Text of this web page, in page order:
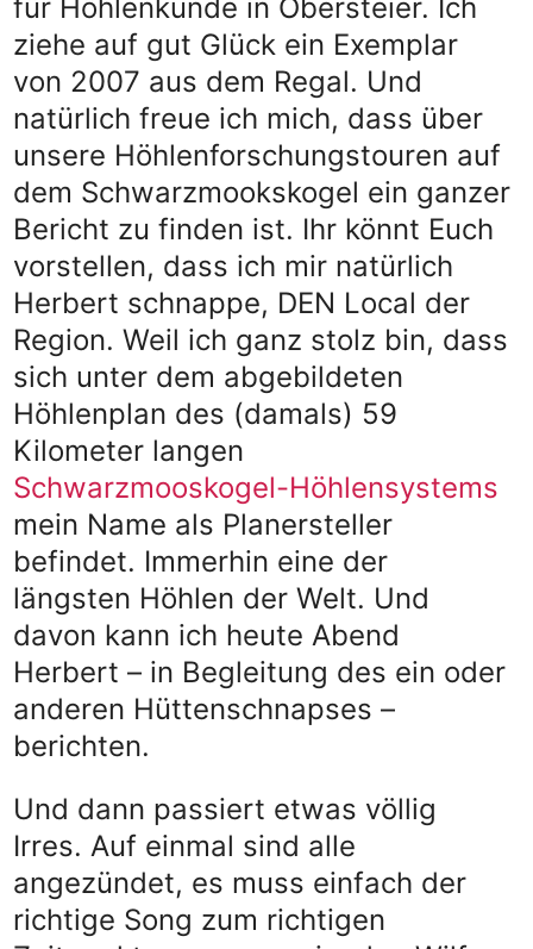
für Höhlenkunde in Obersteier. Ich
ziehe auf gut Glück ein Exemplar
von 2007 aus dem Regal. Und
natürlich freue ich mich, dass über
unsere Höhlenforschungstouren auf
dem Schwarzmookskogel ein ganzer
Bericht zu finden ist. Ihr könnt Euch
vorstellen, dass ich mir natürlich
Herbert schnappe, DEN Local der
Region. Weil ich ganz stolz bin, dass
sich unter dem abgebildeten
Höhlenplan des (damals) 59
Kilometer langen
Schwarzmooskogel-Höhlensystems
mein Name als Planersteller
befindet. Immerhin eine der
längsten Höhlen der Welt. Und
davon kann ich heute Abend
Herbert – in Begleitung des ein oder
anderen Hüttenschnapses –
berichten.
Und dann passiert etwas völlig
Irres. Auf einmal sind alle
angezündet, es muss einfach der
richtige Song zum richtigen